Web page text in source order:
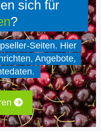
sich für
?
Seiten. Hier
Angebote,